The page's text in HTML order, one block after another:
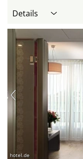
Details
hotel.de